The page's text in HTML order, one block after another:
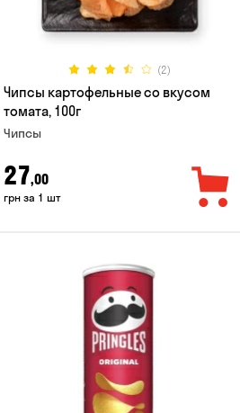
(2)
Чипсы картофельные со вкусом
томата, 100г
Чипсы
27,00
грн за 1 шт